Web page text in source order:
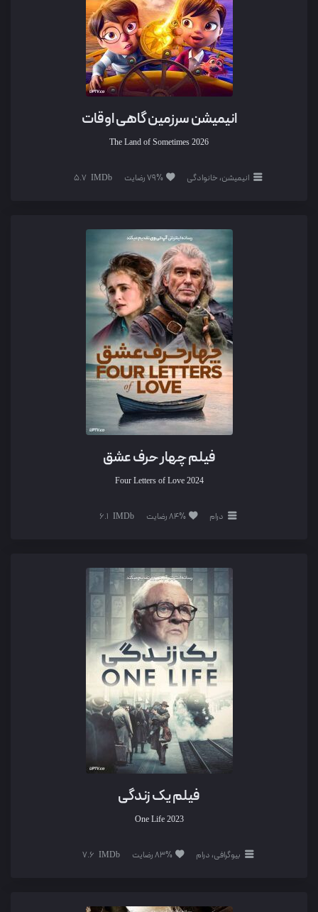
انیمیشن سرزمین گاهی اوقات
The Land of Sometimes 2026
انیمیشن، خانوادگی 79% رضایت
فیلم چهار حرف عشق
Four Letters of Love 2024
درام 84% رضایت
فیلم یک زندگی
One Life 2023
بیوگرافی، درام 83% رضایت